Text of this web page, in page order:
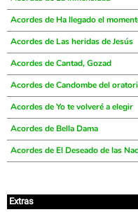
Acordes de Ha llegado el
Acordes de Las heridas de Jesús
Acordes de Cantad, Gozad
Acordes de Candombe del
Acordes de Yo te volveré a elegir
Acordes de Bella Dama
Acordes de El Deseado de las
Extras